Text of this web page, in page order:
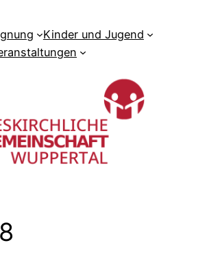
Kinder und Jugend